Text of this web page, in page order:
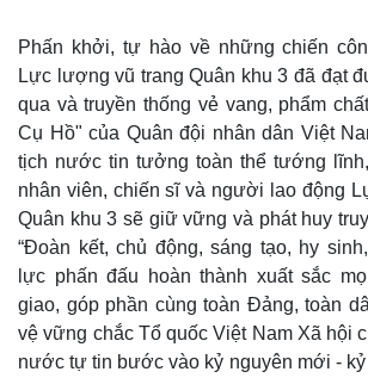
Phấn khởi, tự hào về những chiến
Lực lượng vũ trang Quân khu 3 đã đạt
qua và truyền thống vẻ vang, phẩm
Cụ Hồ" của Quân đội nhân dân Việt
tịch nước tin tưởng toàn thể tướng
nhân viên, chiến sĩ và người lao động
Quân khu 3 sẽ giữ vững và phát huy
“Đoàn kết, chủ động, sáng tạo, hy
lực phấn đấu hoàn thành xuất sắc
giao, góp phần cùng toàn Đảng, toàn
vệ vững chắc Tổ quốc Việt Nam Xã hội
nước tự tin bước vào kỷ nguyên mới - kỷ